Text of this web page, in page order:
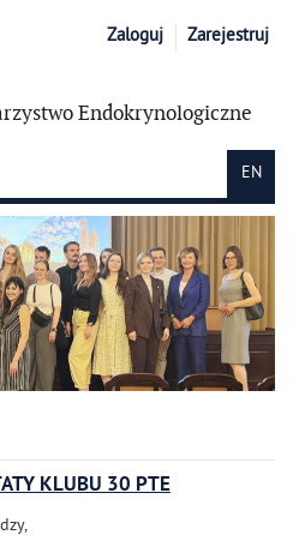
Endokrynologiczne
Zaloguj Zarejestruj
EN
KLUBU 30 PTE